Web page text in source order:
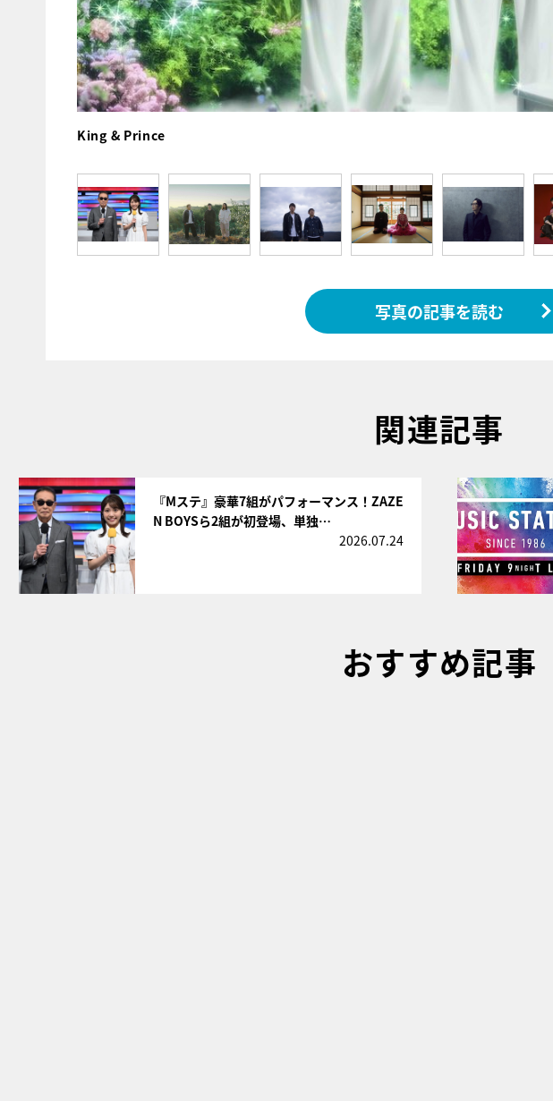
King & Prince
写真の記事を読む
関連記事
『Mステ』豪華7組がパフォーマンス！ZAZE
N BOYSら2組が初登場、単独…
2026.07.24
おすすめ記事